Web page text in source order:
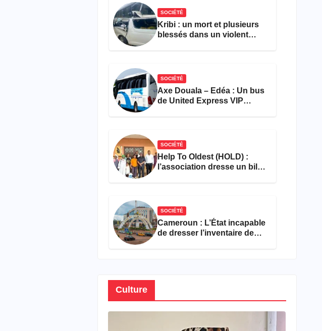
SOCIÉTÉ
Kribi : un mort et plusieurs
blessés dans un violent
SOCIÉTÉ
Axe Douala – Edéa : Un bus
de United Express VIP
SOCIÉTÉ
Help To Oldest (HOLD) :
l’association dresse un bilan
SOCIÉTÉ
Cameroun : L’État incapable
de dresser l’inventaire de
Culture